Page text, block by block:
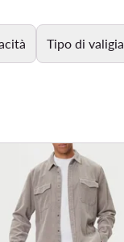
Tipo di valigia